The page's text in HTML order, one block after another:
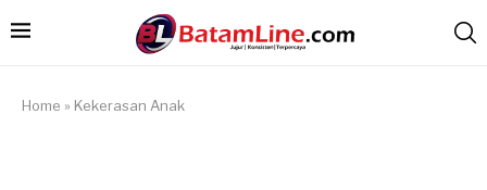
Home » Kekerasan Anak